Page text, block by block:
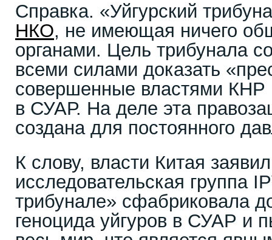
Справка. «Уйгурский
НКО, не имеющая ничего
органами. Цель трибунала
всеми силами доказать
совершенные властями КНР
в СУАР. На деле эта
создана для постоянного
К слову, власти Китая
исследовательская группа
трибунале» сфабриковала
геноцида уйгуров в СУАР и